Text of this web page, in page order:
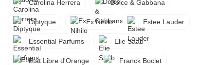
Carolina Herrera Dolce & Gabbana
Diptyque Ex Nihilo Estee Lauder
Essential Parfums Elie Saab
Etat Libre d'Orange Franck Boclet